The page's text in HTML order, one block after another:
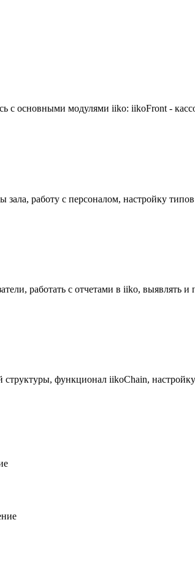
с основными модулями iiko: iikoFront -
зала, работу с персоналом, настройку
работать с отчетами в iiko, выявлять
функционал iikoChain,